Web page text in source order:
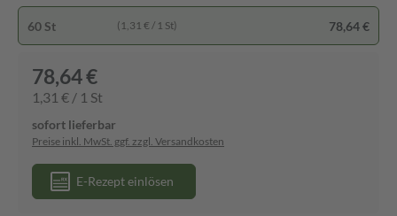
60 St (1,31 € / 1 St) 78,64 €
78,64 €
1,31 € / 1 St
sofort lieferbar
Preise inkl. MwSt. ggf. zzgl. Versandkosten
E-Rezept einlösen